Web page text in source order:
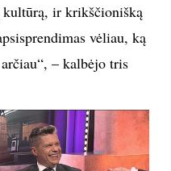
ir krikščionišką
vėliau, ką
– kalbėjo tris